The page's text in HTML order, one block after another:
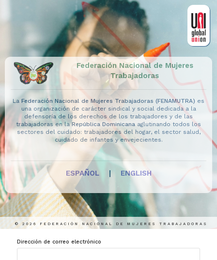
Federación Nacional de Mujeres
Trabajadoras
La Federación Nacional de Mujeres Trabajadoras (FENAMUTRA) es
una organización de carácter sindical y social dedicada a la
defensoría de los derechos de los trabajadores y de las
trabajadoras en laRepública Dominicana aglutinando todos los
sectores del cuidado: trabajadores del hogar, el sector salud,
cuidado de infantes y envejecientes.
ESPAÑOL| ENGLISH
© 2026 FEDERACIÓN NACIONAL DE MUJERES TRABAJADORAS
Dirección de correo electrónico